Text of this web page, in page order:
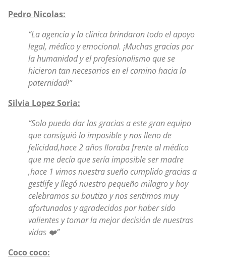
Pedro Nicolas:
“La agencia y la clínica brindaron todo el apoyo
legal, médico y emocional. ¡Muchas gracias por
la humanidad y el profesionalismo que se
hicieron tan necesarios en el camino hacia la
paternidad!”
Silvia Lopez Soria:
“Solo puedo dar las gracias a este gran equipo
que consiguió lo imposible y nos lleno de
felicidad,hace 2 años lloraba frente al médico
que me decía que sería imposible ser madre
,hace 1 vimos nuestra sueño cumplido gracias a
gestlife y llegó nuestro pequeño milagro y hoy
celebramos su bautizo y nos sentimos muy
afortunados y agradecidos por haber sido
valientes y tomar la mejor decisión de nuestras
vidas ❤️”
Coco coco: